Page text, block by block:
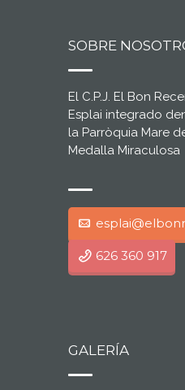
SOBRE
El C.P.J. El Bon
Esplai integrado
la Parròquia Mare
Medalla Miraculosa
626 360 917
GALERÍA